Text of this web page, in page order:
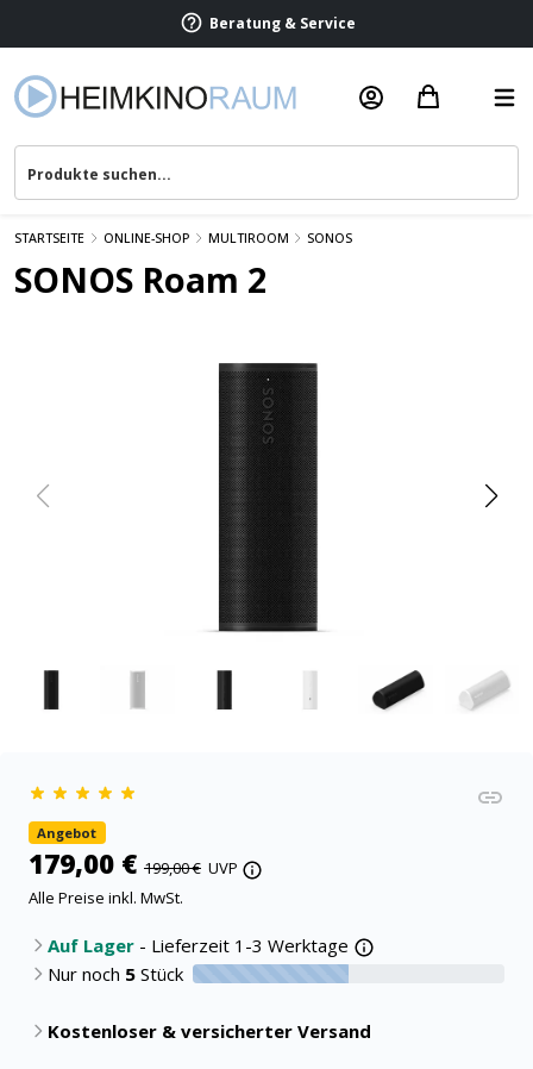
Beratung & Service
STARTSEITE ONLINE-SHOP MULTIROOM SONOS
SONOS Roam 2
Angebot
179,00 € 199,00 € UVP
Alle Preise inkl. MwSt.
Auf Lager - Lieferzeit 1-3 Werktage
Nur noch 5 Stück 50% verfügbar
Kostenloser & versicherter Versand